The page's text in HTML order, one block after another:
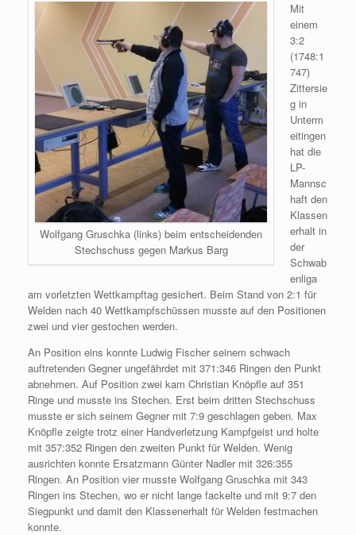
Wolfgang Gruschka (links) beim entscheidenden
Stechschuss gegen Markus Barg
Mit
einem
3:2
(1748:1
747)
Zittersie
g in
Unterm
eitingen
hat die
LP-
Mannsc
haft den
Klassen
erhalt in
der
Schwab
enliga
am vorletzten Wettkampftag gesichert. Beim Stand von 2:1 für
Welden nach 40 Wettkampfschüssen musste auf den Positionen
zwei und vier gestochen werden.
An Position eins konnte Ludwig Fischer seinem schwach
auftretenden Gegner ungefährdet mit 371:346 Ringen den Punkt
abnehmen. Auf Position zwei kam Christian Knöpfle auf 351
Ringe und musste ins Stechen. Erst beim dritten Stechschuss
musste er sich seinem Gegner mit 7:9 geschlagen geben. Max
Knöpfle zeigte trotz einer Handverletzung Kampfgeist und holte
mit 357:352 Ringen den zweiten Punkt für Welden. Wenig
ausrichten konnte Ersatzmann Günter Nadler mit 326:355
Ringen. An Position vier musste Wolfgang Gruschka mit 343
Ringen ins Stechen, wo er nicht lange fackelte und mit 9:7 den
Siegpunkt und damit den Klassenerhalt für Welden festmachen
konnte.